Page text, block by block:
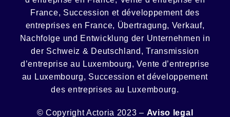
France, Succession et développement des
entreprises en France, Übertragung, Verkauf,
Nachfolge und Entwicklung der Unternehmen in
der Schweiz & Deutschland ,Transmission
d’entreprise au Luxembourg, Vente d’entreprise
au Luxembourg, Succession et développement
des entreprises au Luxembourg.
© Copyright Actoria 2023 – Aviso legal